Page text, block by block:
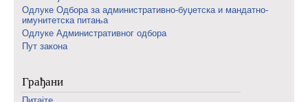
Одлуке Одбора за административно-буџетска и мандатно-
имунитетска питања
Одлуке Административног одбора
Пут закона
Грађани